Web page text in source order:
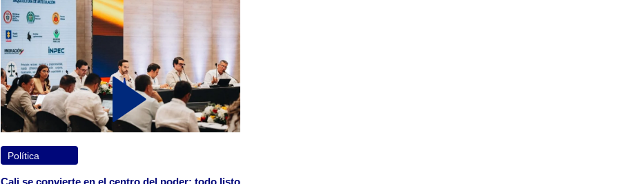
Política
Cali se convierte en el centro del poder: todo listo